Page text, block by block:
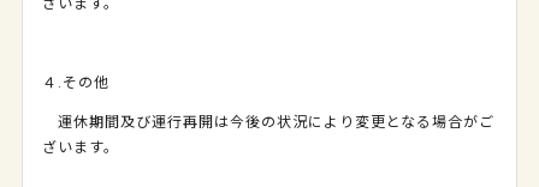
ざいます。
４.その他
運休期間及び運行再開は今後の状況により変更となる場合がご
ざいます。